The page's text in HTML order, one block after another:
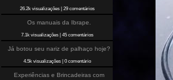
26.2k visualizações| 29 comentários
Os manuais da Ibrape.
7.1k visualizações| 45 comentários
Já botou seu nariz de palhaço hoje?
4.5k visualizações| 0 comentário
Experiências e Brincadeiras com